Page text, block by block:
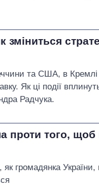
зміниться
та США, в
Як ці події
Радчука.
проти того,
громадянка